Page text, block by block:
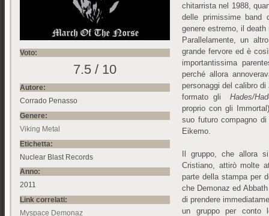
Voto:
7.5 / 10
Autore:
Corrado Penasso
Genere:
Viking Metal
Etichetta:
Nuclear Blast Records
Anno:
2011
Link correlati:
Myspace Demonaz
chitarrista nel 1988,
delle primissime band
genere estremo, il death
Parallelamente, un
grande fervore ed è
importantissima
perché allora
personaggi del calibro
formato gliHades/
proprio con gli
suo futuro compagno
Eikemo.
Il gruppo, che allora
Cristiano, attirò molte
parte della stampa per
che Demonaz ed
di prendere
un gruppo per conto